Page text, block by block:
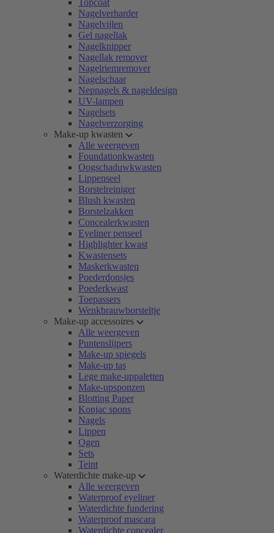
Topcoat
Nagelverharder
Nagelvijlen
Gel nagellak
Nagelknipper
Nagellak remover
Nagelriemremover
Nagelschaar
Nepnagels & nageldesign
UV-lampen
Nagelsets
Nagelverzorging
Make-up kwasten
Alle weergeven
Foundationkwasten
Oogschaduwkwasten
Lippenseel
Borstelreiniger
Blush kwasten
Borstelzakken
Concealerkwasten
Eyeliner penseel
Highlighter kwast
Kwastensets
Maskerkwasten
Poederdonsjes
Poederkwast
Toepassers
Wenkbrauwborsteltje
Make-up accessoires
Alle weergeven
Puntenslijpers
Make-up spiegels
Make-up tas
Lege make-uppaletten
Make-upsponzen
Blotting Paper
Konjac spons
Nagels
Lippen
Ogen
Sets
Teint
Waterdichte make-up
Alle weergeven
Waterproof eyeliner
Waterdichte fundering
Waterproof mascara
Waterdichte concealer